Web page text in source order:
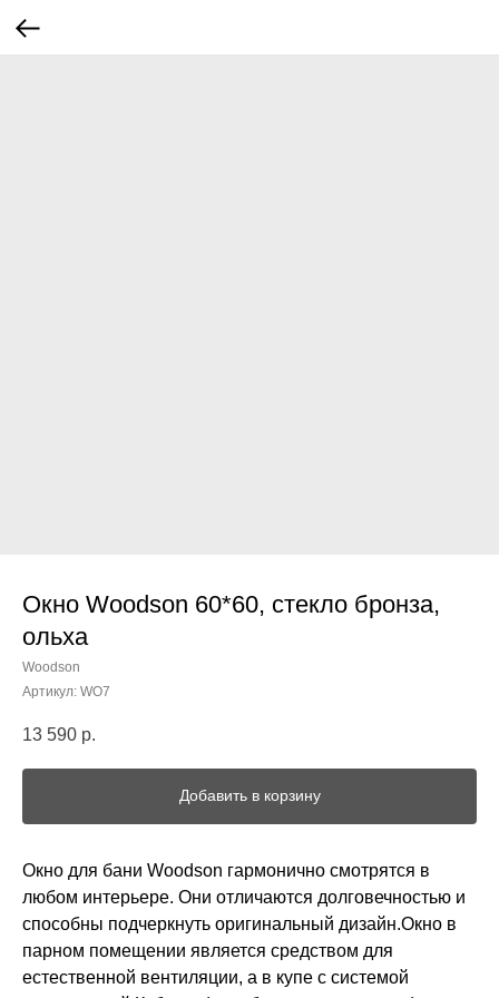
Окно Woodson 60*60, стекло бронза,
ольха
Woodson
Артикул: WO7
13 590 р.
Добавить в корзину
Окно для бани Woodson гармонично смотрятся в
любом интерьере. Они отличаются долговечностью и
способны подчеркнуть оригинальный дизайн.Окно в
парном помещении является средством для
естественной вентиляции, а в купе с системой